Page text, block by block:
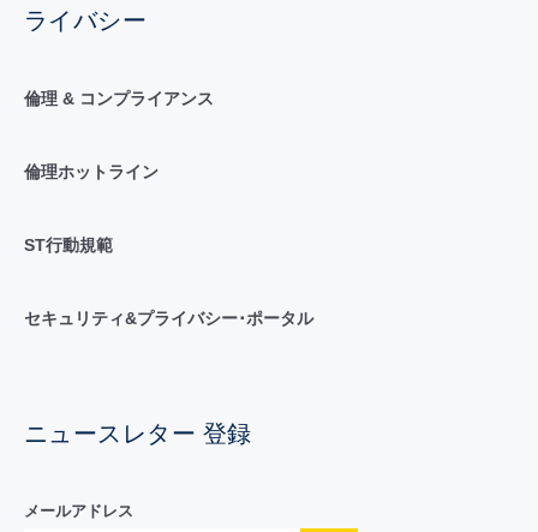
ライバシー
倫理 & コンプライアンス
倫理ホットライン
ST行動規範
セキュリティ&プライバシー･ポータル
ニュースレター 登録
メールアドレス